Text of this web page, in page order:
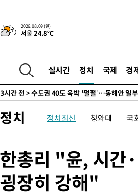
2026.08.09 (일)
서울 24.8℃
실시간 정치 국제 경
10.17%
1시간 전 >이강인 "아틀레티코 이적 기뻐…등번
1시간 전 >[속보]與 당대표 경선, 제주·인천 권리
3시간 전 >[속보]이강인 "감독님이 원하는 마음
티코 이적"수도권 40도 육박 '펄펄'…동해안 일부
3시간 전 >온열질환 사망자 3명 늘어…누적 환자
6시간 전 >
백운산서 80년근 천종산삼 9뿌리 발
7시간 전 >선재도서 해루질 나섰다 실종 60대,
8시간 전 >여수 오동도 해상서 모터보트 전복…1
9시간 전 >극한폭염 한풀 꺾이지만…'낮 최고 35
날씨]
9시간 전 >축구협회 "압수수색·성접대 논란 사
정치 정치최신 청와대 국
한총리 "윤, 시간
굉장히 강해"